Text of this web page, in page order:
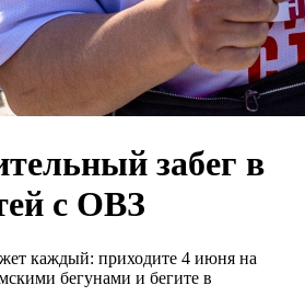
забег в
с ОВЗ
каждый: приходите 4 июня на
бегунами и бегите в